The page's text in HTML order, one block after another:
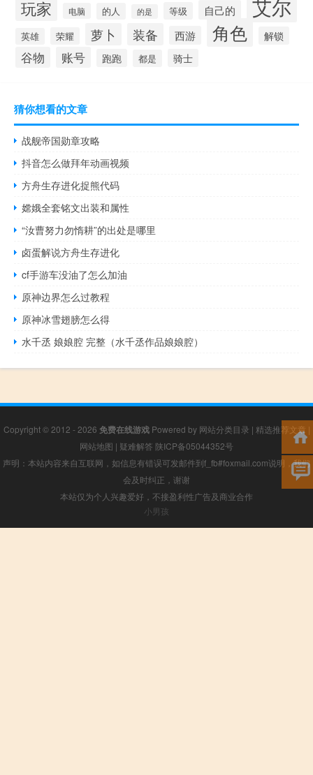
玩家 电脑 的人 的是 等级 自己的 艾尔
英雄 荣耀 萝卜 装备 西游 角色 解锁
谷物 账号 跑跑 都是 骑士
猜你想看的文章
战舰帝国勋章攻略
抖音怎么做拜年动画视频
方舟生存进化捉熊代码
嫦娥全套铭文出装和属性
“汝曹努力勿惰耕”的出处是哪里
卤蛋解说方舟生存进化
cf手游车没油了怎么加油
原神边界怎么过教程
原神冰雪翅膀怎么得
水千丞 娘娘腔 完整（水千丞作品娘娘腔）
Copyright © 2012 - 2026 免费在线游戏Powered by 网站分类目录 | 精选推荐文章 |
网站地图 | 疑难解答 陕ICP备05044352号
声明：本站内容来自互联网，如信息有错误可发邮件到f_fb#foxmail.com说明，我们
会及时纠正，谢谢
本站仅为个人兴趣爱好，不接盈利性广告及商业合作
小男孩